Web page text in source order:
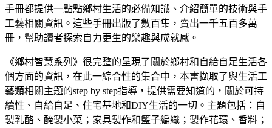
手冊都提供一點點鄉村生活的必備知識、介紹簡單的技術與手
工藝相關資訊。這些手冊出版了數百集，賣出一千五百多萬
冊，幫助讀者探索自力更生的樂趣與成就感。
《鄉村智慧系列》很完整的呈現了關於鄉村和自給自足生活各
個方面的資訊，在此一綜合性的集合中，本書擷取了與生活工
藝類相關主題的step by step指導，提供需要知道的，關於可持
續性、自給自足、住宅基地和DIY生活的一切。主題包括：自
製乳酪、醃製小菜；家具製作和籃子編織；製作花環、香料；